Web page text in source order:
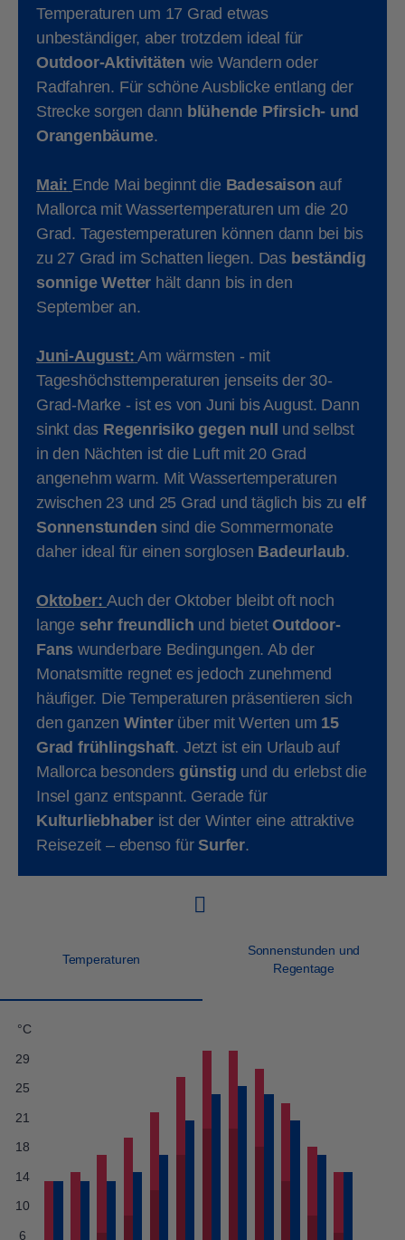
Temperaturen um 17 Grad etwas
unbeständiger, aber trotzdem ideal für
Outdoor-Aktivitäten wie Wandern oder
Radfahren. Für schöne Ausblicke entlang der
Strecke sorgen dann blühende Pfirsich- und
Orangenbäume.
Mai: Ende Mai beginnt die Badesaison auf
Mallorca mit Wassertemperaturen um die 20
Grad. Tagestemperaturen können dann bei bis
zu 27 Grad im Schatten liegen. Das beständig
sonnige Wetter hält dann bis in den
September an.
Juni-August: Am wärmsten - mit
Tageshöchsttemperaturen jenseits der 30-
Grad-Marke - ist es von Juni bis August. Dann
sinkt das Regenrisiko gegen null und selbst
in den Nächten ist die Luft mit 20 Grad
angenehm warm. Mit Wassertemperaturen
zwischen 23 und 25 Grad und täglich bis zuelf
Sonnenstunden sind die Sommermonate
daher ideal für einen sorglosen Badeurlaub.
Oktober:Auch der Oktober bleibt oft noch
lange sehr freundlich und bietetOutdoor-
Fans wunderbare Bedingungen. Ab der
Monatsmitte regnet es jedoch zunehmend
häufiger. Die Temperaturen präsentieren sich
den ganzen Winterüber mit Werten um 15
Grad frühlingshaft. Jetzt ist ein Urlaub auf
Mallorca besondersgünstig und du erlebst die
Insel ganz entspannt. Gerade für
Kulturliebhaberist der Winter eine attraktive
Reisezeit – ebenso fürSurfer.
Temperaturen
Sonnenstunden und
Regentage
°C
29
25
21
18
14
10
6